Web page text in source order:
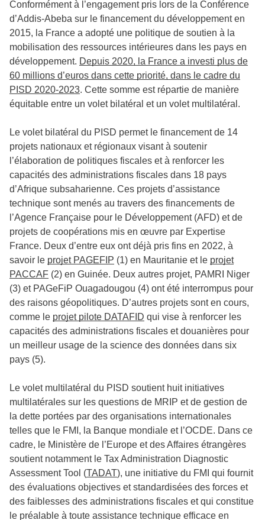
Conformément à l’engagement pris lors de la Conférence
d’Addis-Abeba sur le financement du développement en
2015, la France a adopté une politique de soutien à la
mobilisation des ressources intérieures dans les pays en
développement. Depuis 2020, la France a investi plus de
60 millions d’euros dans cette priorité, dans le cadre du
PISD 2020-2023. Cette somme est répartie de manière
équitable entre un volet bilatéral et un volet multilatéral.
Le volet bilatéral du PISD permet le financement de 14
projets nationaux et régionaux visant à soutenir
l’élaboration de politiques fiscales et à renforcer les
capacités des administrations fiscales dans 18 pays
d’Afrique subsaharienne. Ces projets d’assistance
technique sont menés au travers des financements de
l’Agence Française pour le Développement (AFD) et de
projets de coopérations mis en œuvre par Expertise
France. Deux d’entre eux ont déjà pris fins en 2022, à
savoir le projet PAGEFIP (1) en Mauritanie et le projet
PACCAF (2) en Guinée. Deux autres projet, PAMRI Niger
(3) et PAGeFiP Ouagadougou (4) ont été interrompus pour
des raisons géopolitiques. D’autres projets sont en cours,
comme le projet pilote DATAFID qui vise à renforcer les
capacités des administrations fiscales et douanières pour
un meilleur usage de la science des données dans six
pays (5).
Le volet multilatéral du PISD soutient huit initiatives
multilatérales sur les questions de MRIP et de gestion de
la dette portées par des organisations internationales
telles que le FMI, la Banque mondiale et l’OCDE. Dans ce
cadre, le Ministère de l’Europe et des Affaires étrangères
soutient notamment le Tax Administration Diagnostic
Assessment Tool (TADAT), une initiative du FMI qui fournit
des évaluations objectives et standardisées des forces et
des faiblesses des administrations fiscales et qui constitue
le préalable à toute assistance technique efficace en